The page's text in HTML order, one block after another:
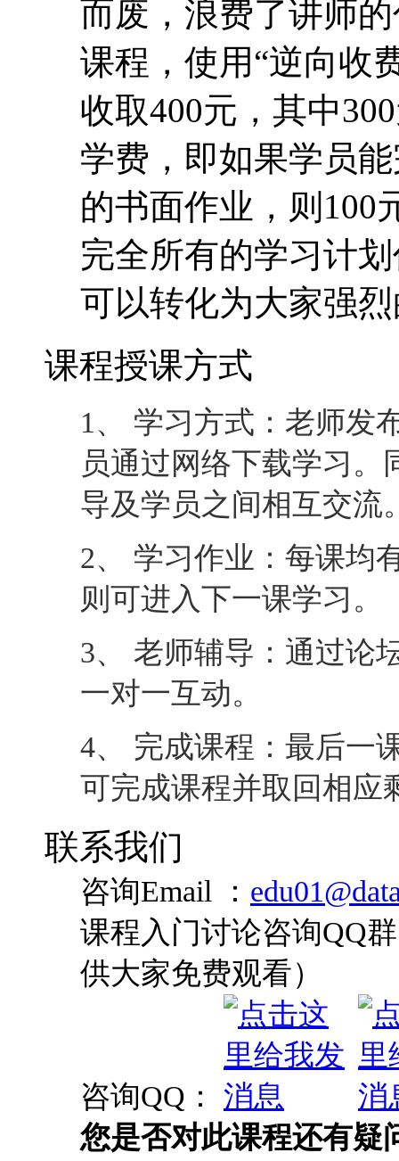
的书面作业，则100
完全所有的学习计
可以转化为大家强
课程授课方式
1、 学习方式：老师发
员通过网络下载学习。
导及学员之间相互交流
2、 学习作业：每课均
则可进入下一课学习。
3、 老师辅导：通过论
一对一互动。
4、 完成课程：最后一
可完成课程并取回相应
联系我们
咨询Email ：
课程入门讨论咨询QQ
供大家免费观看）
咨询QQ：
您是否对此课程还有
基本得到解答
全国统一咨询热线:
最新技术热点、 最